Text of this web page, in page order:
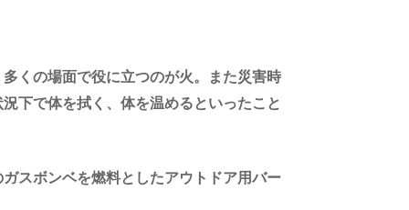
くの場面で役に立つのが火。また災害時
下で体を拭く、体を温めるといったこと
スボンベを燃料としたアウトドア用バー